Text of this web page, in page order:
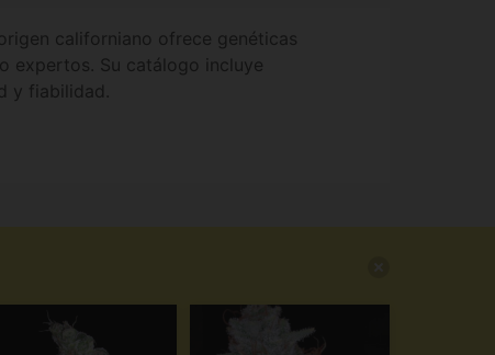
californiano ofrece genéticas
expertos. Su catálogo incluye
y fiabilidad.